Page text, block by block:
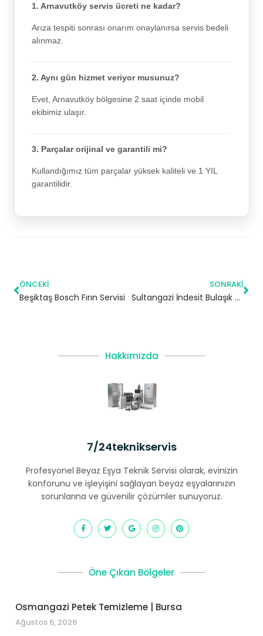
1. Arnavutköy servis ücreti ne kadar?
Arıza tespiti sonrası onarım onaylanırsa servis bedeli
alınmaz.
2. Aynı gün hizmet veriyor musunuz?
Evet, Arnavutköy bölgesine 2 saat içinde mobil
ekibimiz ulaşır.
3. Parçalar orijinal ve garantili mi?
Kullandığımız tüm parçalar yüksek kaliteli ve 1 YIL
garantilidir.
ÖNCEKI
Beşiktaş Bosch Fırın Servisi
SONRAKI
Sultangazi İndesit Bulaşık Makinesi Servisi
Hakkımızda
7/24teknikservis
Profesyonel Beyaz Eşya Teknik Servisi olarak, evinizin
konforunu ve işleyişini sağlayan beyaz eşyalarınızın
sorunlarına ve güvenilir çözümler sunuyoruz.
Öne Çıkan Bölgeler
Osmangazi Petek Temizleme | Bursa
Ağustos 6, 2026